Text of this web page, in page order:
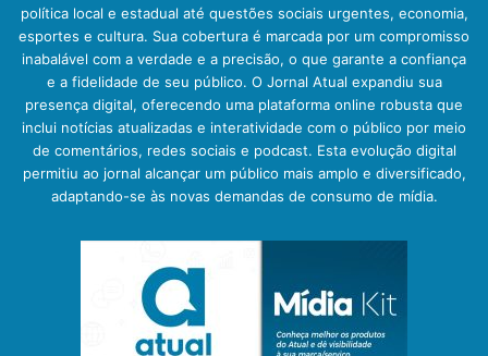
política local e estadual até questões sociais urgentes, economia,
esportes e cultura. Sua cobertura é marcada por um compromisso
inabalável com a verdade e a precisão, o que garante a confiança
e a fidelidade de seu público. O Jornal Atual expandiu sua
presença digital, oferecendo uma plataforma online robusta que
inclui notícias atualizadas e interatividade com o público por meio
de comentários, redes sociais e podcast. Esta evolução digital
permitiu ao jornal alcançar um público mais amplo e diversificado,
adaptando-se às novas demandas de consumo de mídia.